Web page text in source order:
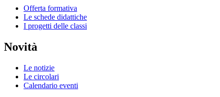
Offerta formativa
Le schede didattiche
I progetti delle classi
Novità
Le notizie
Le circolari
Calendario eventi